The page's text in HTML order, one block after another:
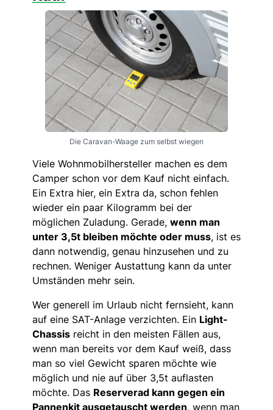
Die Caravan-Waage zum selbst wiegen
Viele Wohnmobilhersteller machen es dem
Camper schon vor dem Kauf nicht einfach.
Ein Extra hier, ein Extra da, schon fehlen
wieder ein paar Kilogramm bei der
möglichen Zuladung. Gerade, wenn man
unter 3,5t bleiben möchte oder muss, ist es
dann notwendig, genau hinzusehen und zu
rechnen. Weniger Austattung kann da unter
Umständen mehr sein.
Wer generell im Urlaub nicht fernsieht, kann
auf eine SAT-Anlage verzichten. Ein Light-
Chassisreicht in den meisten Fällen aus,
wenn man bereits vor dem Kauf weiß, dass
man so viel Gewicht sparen möchte wie
möglich und nie auf über 3,5t auflasten
möchte. Das Reserverad kann gegen ein
Pannenkit ausgetauscht werden, wenn man